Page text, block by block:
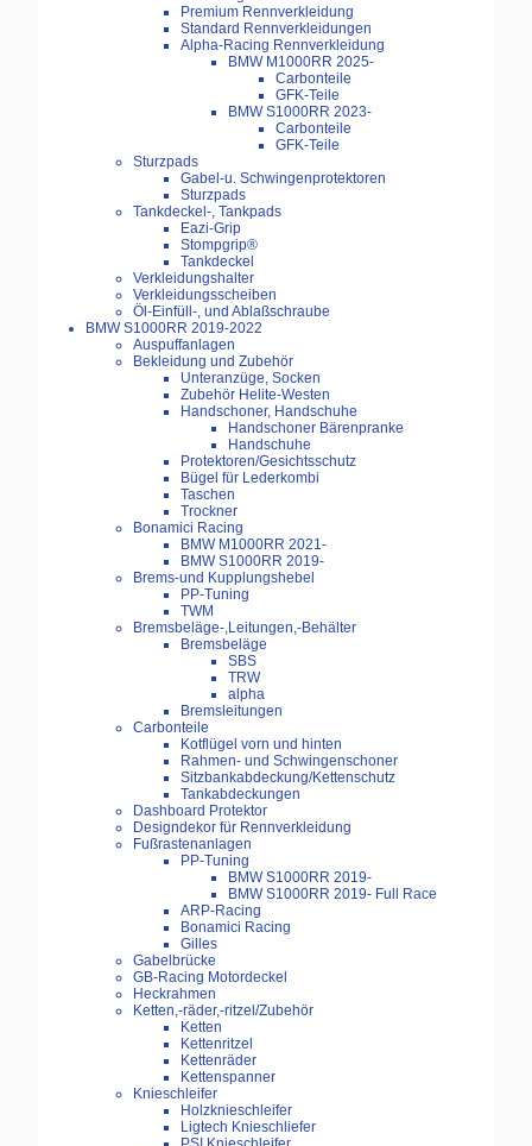
Premium Rennverkleidung
Standard Rennverkleidungen
Alpha-Racing Rennverkleidung
BMW M1000RR 2025-
Carbonteile
GFK-Teile
BMW S1000RR 2023-
Carbonteile
GFK-Teile
Sturzpads
Gabel-u. Schwingenprotektoren
Sturzpads
Tankdeckel-, Tankpads
Eazi-Grip
Stompgrip®
Tankdeckel
Verkleidungshalter
Verkleidungsscheiben
Öl-Einfüll-, und Ablaßschraube
BMW S1000RR 2019-2022
Auspuffanlagen
Bekleidung und Zubehör
Unteranzüge, Socken
Zubehör Helite-Westen
Handschoner, Handschuhe
Handschoner Bärenpranke
Handschuhe
Protektoren/Gesichtsschutz
Bügel für Lederkombi
Taschen
Trockner
Bonamici Racing
BMW M1000RR 2021-
BMW S1000RR 2019-
Brems-und Kupplungshebel
PP-Tuning
TWM
Bremsbeläge-,Leitungen,-Behälter
Bremsbeläge
SBS
TRW
alpha
Bremsleitungen
Carbonteile
Kotflügel vorn und hinten
Rahmen- und Schwingenschoner
Sitzbankabdeckung/Kettenschutz
Tankabdeckungen
Dashboard Protektor
Designdekor für Rennverkleidung
Fußrastenanlagen
PP-Tuning
BMW S1000RR 2019-
BMW S1000RR 2019- Full Race
ARP-Racing
Bonamici Racing
Gilles
Gabelbrücke
GB-Racing Motordeckel
Heckrahmen
Ketten,-räder,-ritzel/Zubehör
Ketten
Kettenritzel
Kettenräder
Kettenspanner
Knieschleifer
Holzknieschleifer
Ligtech Knieschliefer